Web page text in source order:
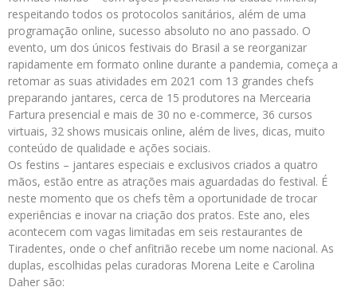
respeitando todos os protocolos sanitários, além de uma
programação online, sucesso absoluto no ano passado. O
evento, um dos únicos festivais do Brasil a se reorganizar
rapidamente em formato online durante a pandemia, começa a
retomar as suas atividades em 2021 com 13 grandes chefs
preparando jantares, cerca de 15 produtores na Mercearia
Fartura presencial e mais de 30 no e-commerce, 36 cursos
virtuais, 32 shows musicais online, além de lives, dicas, muito
conteúdo de qualidade e ações sociais.
Os festins – jantares especiais e exclusivos criados a quatro
mãos, estão entre as atrações mais aguardadas do festival. É
neste momento que os chefs têm a oportunidade de trocar
experiências e inovar na criação dos pratos. Este ano, eles
acontecem com vagas limitadas em seis restaurantes de
Tiradentes, onde o chef anfitrião recebe um nome nacional. As
duplas, escolhidas pelas curadoras Morena Leite e Carolina
Daher são: